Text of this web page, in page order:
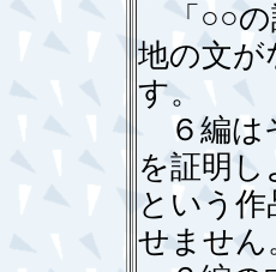
「○○の
地の文が
す。
６編は
を証明
という
せません